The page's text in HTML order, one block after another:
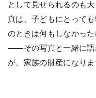
として見せられるのも
真は、子どもにとって
のときは何もしなかっ
——その写真と一緒に語
が、家族の財産になりま